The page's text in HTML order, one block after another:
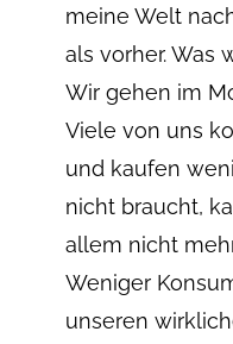
meine Welt
als vorher. Was
Wir gehen im
Viele von uns
und kaufen
nicht braucht,
allem nicht
Weniger
unseren